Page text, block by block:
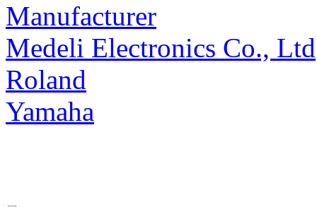
Manufacturer
Medeli Electronics Co., Ltd
Roland
Yamaha